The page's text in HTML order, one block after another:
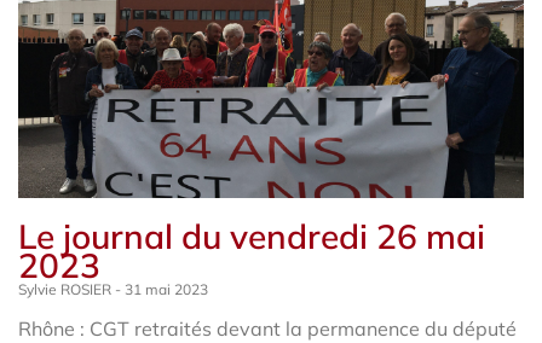
Le journal du vendredi 26 mai
2023
Sylvie ROSIER 31 mai 2023
Rhône : CGT retraités devant la permanence du député